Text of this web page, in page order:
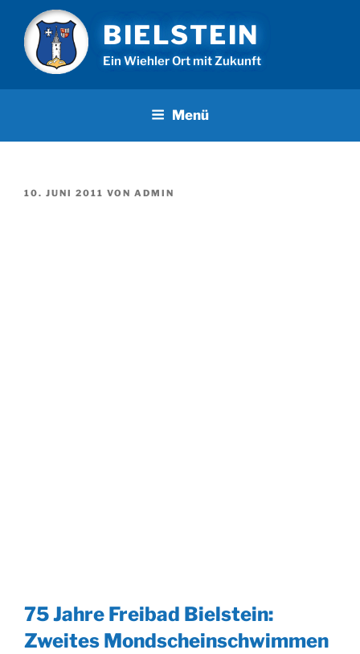
Inhalt
springen
BIELSTEIN
Ein Wiehler Ort mit Zukunft
Menü
VERÖFFENTLICHT
10. JUNI 2011 VON ADMIN
75 Jahre Freibad Bielstein:
Zweites Mondscheinschwimmen